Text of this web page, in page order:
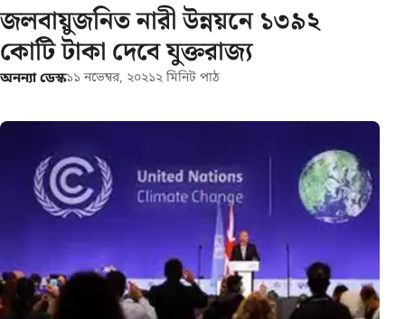
জলবায়ুজনিত নারী উন্নয়নে ১৩৯২
কোটি টাকা দেবে যুক্তরাজ্য
অনন্যা ডেস্ক১১ নভেম্বর, ২০২১২ মিনিট পাঠ